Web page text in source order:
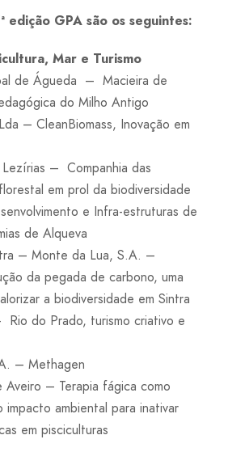
edição GPA são os seguintes:
Mar e Turismo
de Águeda – Macieira de
do Milho Antigo
– CleanBiomass, Inovação em
– Companhia das
em prol da biodiversidade
e Infra-estruturas de
de Alqueva
– Monte da Lua, S.A. –
da pegada de carbono, uma
a biodiversidade em Sintra
do Prado, turismo criativo e
– Methagen
– Terapia fágica como
ambiental para inativar
em pisciculturas